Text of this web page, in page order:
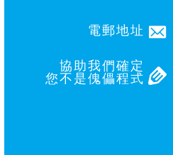
電郵地址
協助我們確定
您不是傀儡程式